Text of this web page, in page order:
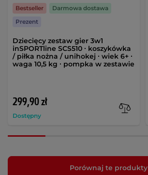
Dziecięcy zestaw gier 3w1
inSPORTline SCS510 ∙ koszykówka
/ piłka nożna / unihokej ∙ wiek 6+ ∙
waga 10,5 kg ∙ pompka w zestawie
299,90 zł
Dostępny
Bestseller
Darmowa dostawa
Prezent
Porównaj te produkty